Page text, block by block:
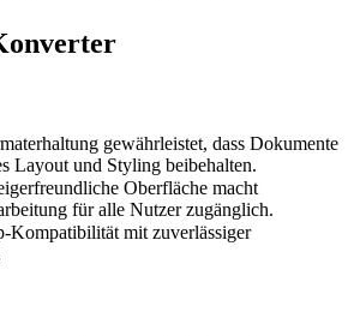
gewährleistet, dass Dokumente
Layout und Styling beibehalten.
Oberfläche macht
für alle Nutzer zugänglich.
Kompatibilität mit zuverlässiger